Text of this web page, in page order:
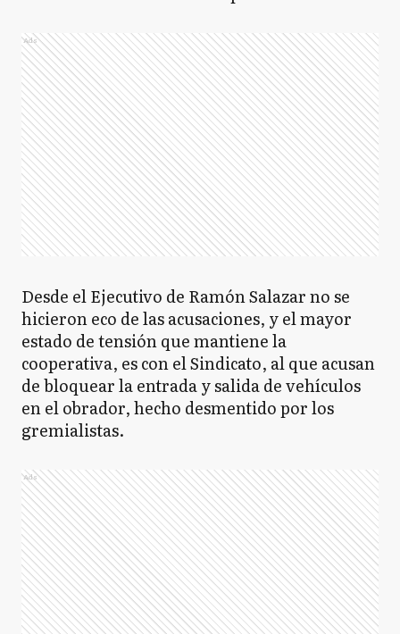
Ads
Desde el Ejecutivo de Ramón Salazar no se
hicieron eco de las acusaciones, y el mayor
estado de tensión que mantiene la
cooperativa, es con el Sindicato, al que acusan
de bloquear la entrada y salida de vehículos
en el obrador, hecho desmentido por los
gremialistas.
Ads